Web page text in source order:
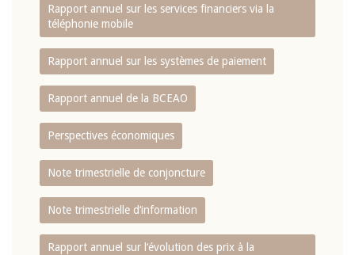
Rapport annuel sur les services financiers via la
téléphonie mobile
Rapport annuel sur les systèmes de paiement
Rapport annuel de la BCEAO
Perspectives économiques
Note trimestrielle de conjoncture
Note trimestrielle d‘information
Rapport annuel sur l‘évolution des prix à la